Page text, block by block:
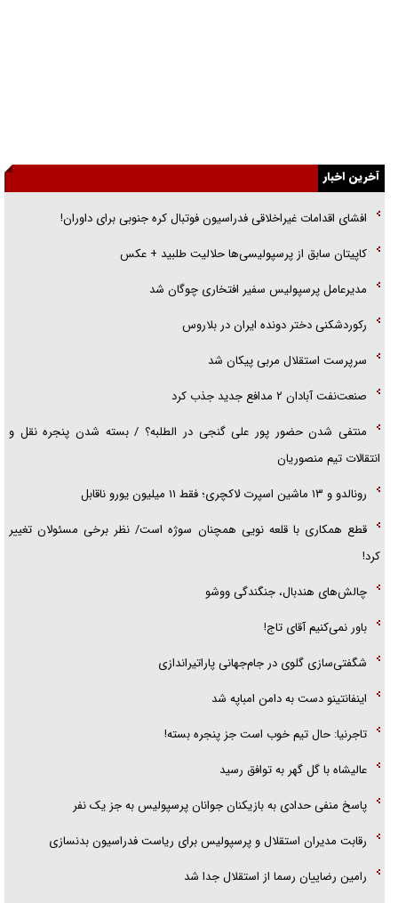
جزئیات شکنجه‌هایم فراتر از آن است که در بیان بگنجد!
گزارش «جوان» از قوانین سخت‌گیرانه ۶ قاره در برابر یورش به پاسگاه‌های
پلیس
تحلیل ابعاد پیام رهبر انقلاب به حزب‌الله/ مقاومت نقشه راه آینده غرب آسیا
آخرین اخبار
افشای اقدامات غیراخلاقی فدراسیون فوتبال کره جنوبی برای داوران!
کاپیتان سابق از پرسپولیسی‌ها حلالیت طلبید + عکس
مدیرعامل پرسپولیس سفیر افتخاری چوگان شد
رکوردشکنی دختر دونده ایران در بلاروس
سرپرست استقلال مربی پیکان شد
صنعت‌نفت آبادان ۲ مدافع جدید جذب کرد
منتفی شدن حضور پور علی گنجی در الطلبه؟ / بسته شدن پنجره نقل و
انتقالات تیم منصوریان
رونالدو و ۱۳ ماشین اسپرت لاکچری؛ فقط ۱۱ میلیون یورو ناقابل
قطع همکاری با قلعه نویی همچنان سوژه است/ نظر برخی مسئولان تغییر
کرد!
چالش‌های هندبال، جنگندگی ووشو
باور نمی‌کنیم آقای تاج!
شگفتی‌سازی گلوی در جام‌جهانی پاراتیراندازی
اینفانتینو دست به دامن امباپه شد
تاجرنیا: حال تیم خوب است جز پنجره بسته!
عالیشاه با گل گهر به توافق رسید
پاسخ منفی حدادی به بازیکنان جوانان پرسپولیس به جز یک نفر
رقابت مدیران استقلال و پرسپولیس برای ریاست فدراسیون بدنسازی
رامین رضاییان رسما از استقلال جدا شد